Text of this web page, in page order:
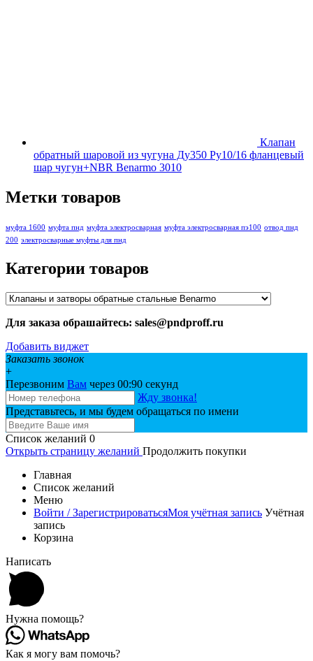
Клапан
обратный шаровой из чугуна Ду350 Ру10/16 фланцевый
шар чугун+NBR Benarmo 3010
Метки товаров
муфта 1600 муфта пнд муфта электросварная муфта электросварная пэ100 отвод пнд
200 электросварные муфты для пнд
Категории товаров
Для заказа обрашайтесь: sales@pndproff.ru
Добавить виджет
Заказать звонок
+
Перезвоним Вам через 00:90 секунд
Жду звонка!
Представьтесь, и мы будем обращаться по имени
Список желаний 0
Открыть страницу желаний Продолжить покупки
Главная
Список желаний
Меню
Войти / ЗарегистрироватьсяМоя учётная запись Учётная
запись
Корзина
Написать
Нужна помощь?
Как я могу вам помочь?